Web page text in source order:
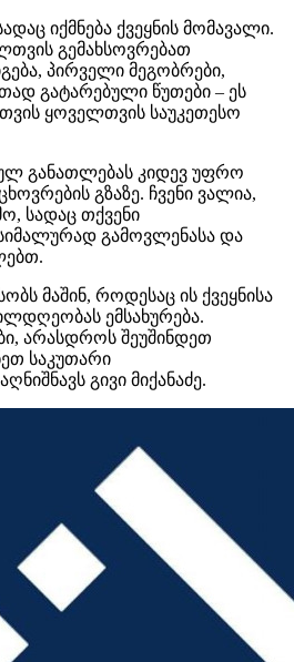
იქმნება ქვეყნის მომავალი.
გემახსოვრებათ
პირველი მეგობრები,
გატარებული წუთები – ეს
ყოველთვის საუკეთესო
განათლებას კიდევ უფრო
გზაზე. ჩვენი ვალია,
სადაც თქვენი
გამოვლენასა და
მაშინ, როდესაც ის ქვეყნისა
ემსახურება.
არასდროს შეუშინდეთ
საკუთარი
გივი მიქანაძე.